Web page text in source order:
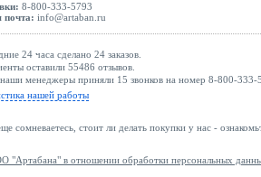
8-800-333-5793
почта: info@artaban.ru
24 часа сделано 24 заказов.
оставили 55486 отзывов.
менеджеры приняли 15 звонков на номер 8-800-333-
нашей работы
сомневаетесь, стоит ли делать покупки у нас -
"Артабана" в отношении обработки персональных